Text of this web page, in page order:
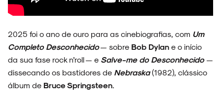
2025 foi o ano de ouro para as cinebiografias, com Um
Completo Desconhecido— sobre Bob Dylan e o início
da sua fase rock n’roll — e Salve-me do Desconhecido —
dissecando os bastidores de Nebraska(1982), clássico
álbum de Bruce Springsteen